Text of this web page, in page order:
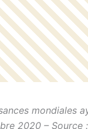
mondiales
2020 – Source :